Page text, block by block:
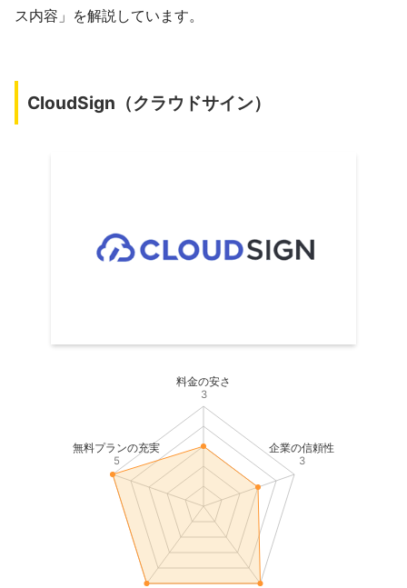
ス内容」を解説しています。
CloudSign（クラウドサイン）
料金の安さ
3
無料プランの充実
5
企業の信頼性
3